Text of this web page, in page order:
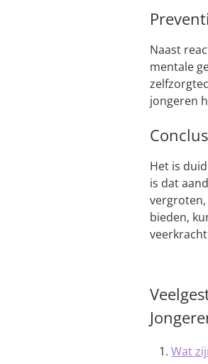
Naast
mentale
jongeren
Het is
is dat
bieden,
Wat